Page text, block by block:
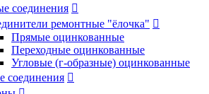
соединения 
ремонтные "ёлочка" 
Прямые оцинкованные
Переходные оцинкованные
Угловые (г-образные) оцинкованные
соединения 